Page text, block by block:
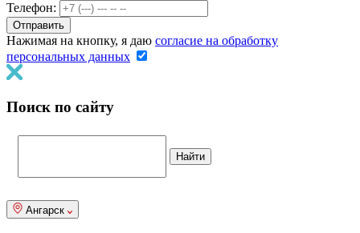
Телефон:
Нажимая на кнопку, я даю согласие на обработку
персональных данных
Поиск по сайту
Ангарск